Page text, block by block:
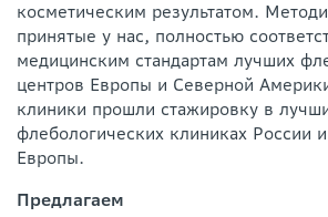
косметическим результатом.
принятые у нас, полностью
медицинским стандартам лучших
центров Европы и Северной
клиники прошли стажировку в
флебологических клиниках России
Европы.
Предлагаем